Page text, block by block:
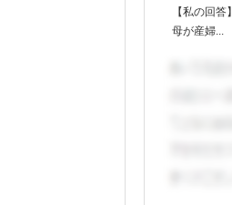
【私の回答】
母が産婦...